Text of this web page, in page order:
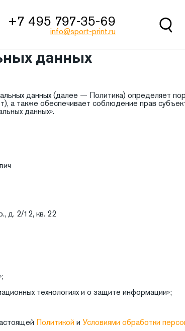
+7 495 797‑35-69
info@sport-print.ru
данных
данных (далее — Политика) определяет
также обеспечивает соблюдение прав
данных».
д. 2/12, кв. 22
технологиях и о защите информации»;
Политикойи Условиями обработки